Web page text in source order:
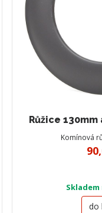
Růžice
Komínová
do